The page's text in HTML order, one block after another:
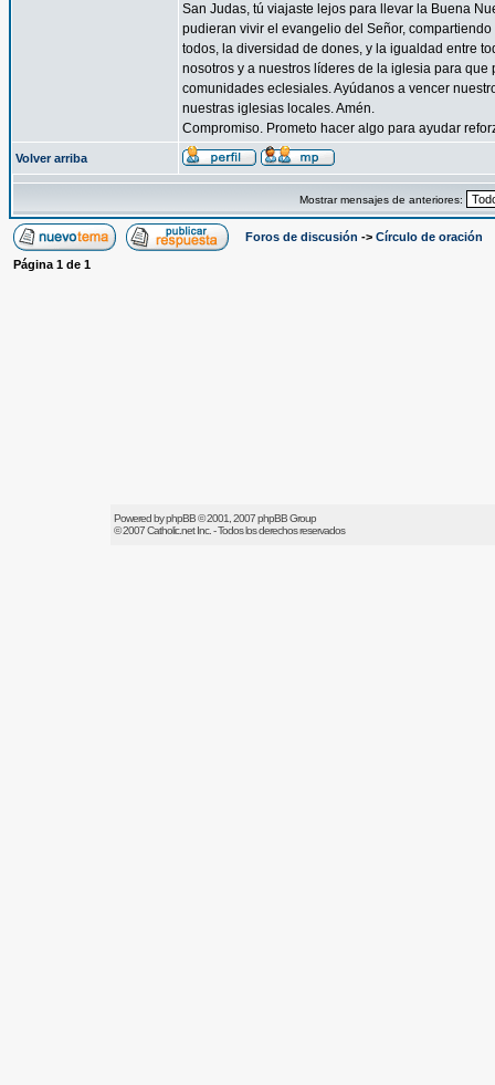
San Judas, tú viajaste lejos para llevar la Buena
pudieran vivir el evangelio del Señor,
todos, la diversidad de dones, y la igualdad entre
nosotros y a nuestros líderes de la iglesia para
comunidades eclesiales. Ayúdanos a vencer
nuestras iglesias locales. Amén.
Compromiso. Prometo hacer algo para ayudar
Volver arriba
Mostrar mensajes de anteriores:
Foros de discusión -> Círculo de oración
Página 1 de 1
Powered byphpBB© 2001, 2007 phpBB Group
© 2007Catholic.netInc. - Todos los derechos reservados